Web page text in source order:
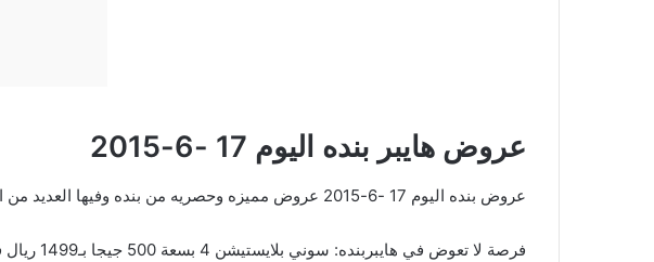
عروض هايبر بنده اليوم 17 -6-2015
عروض بنده اليوم 17 -6-2015 عروض مميزه وحصريه من بنده وفيها العديد من المفاجئات الرائعه والحصريه في السعودية.
فرصة لا تعوض في هايبربنده: سوني بلايستيشن 4 بسعة 500 جيجا بـ1499 ريال فقط